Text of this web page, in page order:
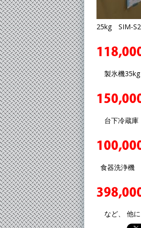
25kg SIM-
製氷機35kg
台下冷蔵庫
食器洗浄機
など、 他に